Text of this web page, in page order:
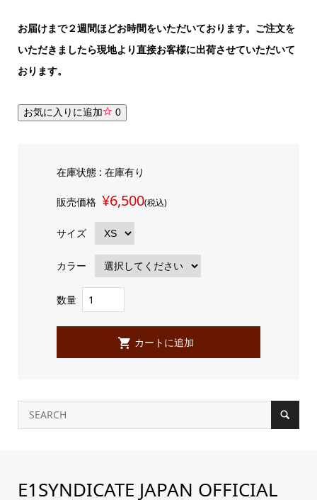
お届けまで２週間ほどお時間をいただいております。ご注文を
いただきましたら現地より直接お客様に出荷させていただいて
おります。
お気に入りに追加 0
在庫状態 : 在庫有り
販売価格 ¥6,500(税込)
サイズ
カラー
数量
E1SYNDICATE JAPAN OFFICIAL